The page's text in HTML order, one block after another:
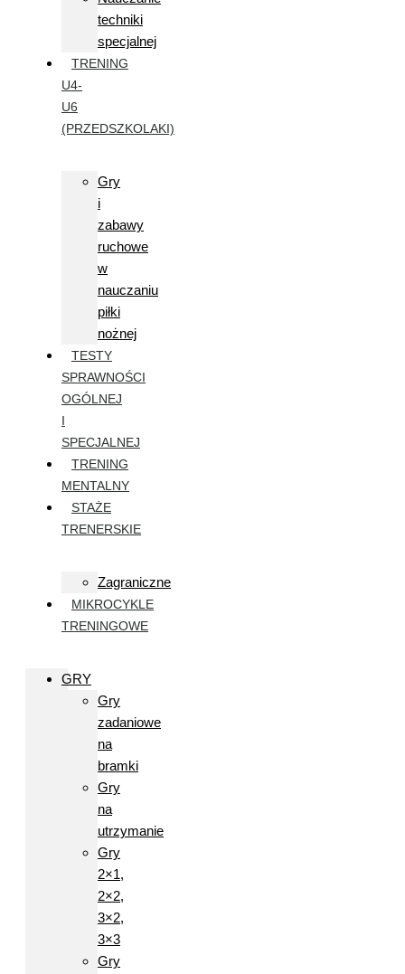
techniki
specjalnej
TRENING
U4-
U6
(PRZEDSZKOLAKI)
Gry
i
zabawy
ruchowe
w
nauczaniu
piłki
nożnej
TESTY
SPRAWNOŚCI
OGÓLNEJ
I
SPECJALNEJ
TRENING
MENTALNY
STAŻE
TRENERSKIE
Zagraniczne
MIKROCYKLE
TRENINGOWE
GRY
Gry
zadaniowe
na
bramki
Gry
na
utrzymanie
Gry
2×1,
2×2,
3×2,
3×3
Gry